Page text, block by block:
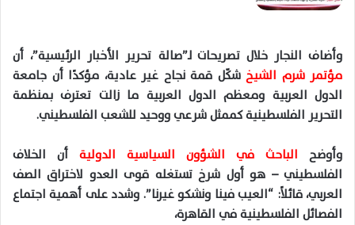
وأضاف النجار خلال تصريحات لـ”صالة تحرير الأخبار الرئيسية”، أن
مؤتمر شرم الشيخ شكّل قمة نجاح غير عادية، مؤكدًا أن جامعة
الدول العربية ومعظم الدول العربية ما زالت تعترف بـمنظمة
التحرير الفلسطينية كممثل شرعي ووحيد للشعب الفلسطيني.
وأوضح الباحث في الشؤون السياسية الدولية أن الخلاف
الفلسطيني – هو أول شرخ تستغله قوى العدو لاختراق الصف
العربي، قائلاً: “العيب فينا ونشكو غيرنا”. وشدد على أهمية اجتماع
الفصائل الفلسطينية في القاهرة،